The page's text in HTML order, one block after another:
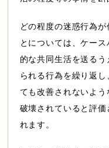
どの程度の迷惑行為
とについては、ケー
的な共同生活を送る
られる行為を繰り返
ても改善されないよ
破壊されていると評
れます。